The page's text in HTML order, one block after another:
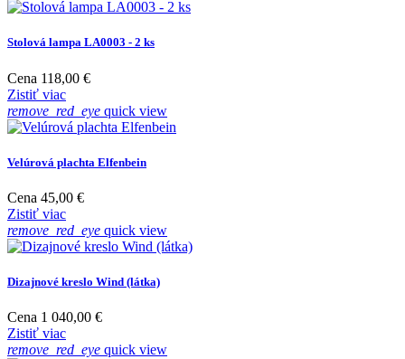
Stolová lampa LA0003 - 2 ks
Cena 118,00 €
Zistiť viac
remove_red_eye quick view
Velúrová plachta Elfenbein
Cena 45,00 €
Zistiť viac
remove_red_eye quick view
Dizajnové kreslo Wind (látka)
Cena 1 040,00 €
Zistiť viac
remove_red_eye quick view